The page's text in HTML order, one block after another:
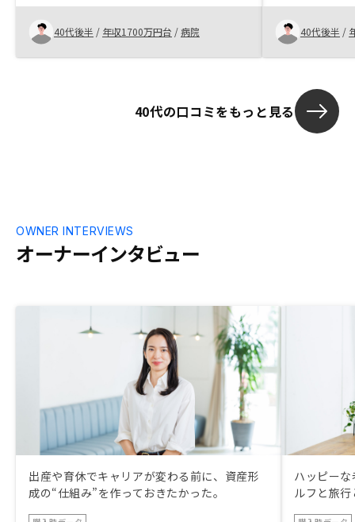
40代後半 / 年収1700万円台 /病院
な資産形成や
至りました。
的にも早く満
40代後半 /
40代の口コミをもっと見る
オーナーインタビュー
OWNER INTERVIEWS
出産や育休でキャリアが変わる前に、資産形
成の“仕組み”を作っておきたかった。
ハッピー
ルフと旅